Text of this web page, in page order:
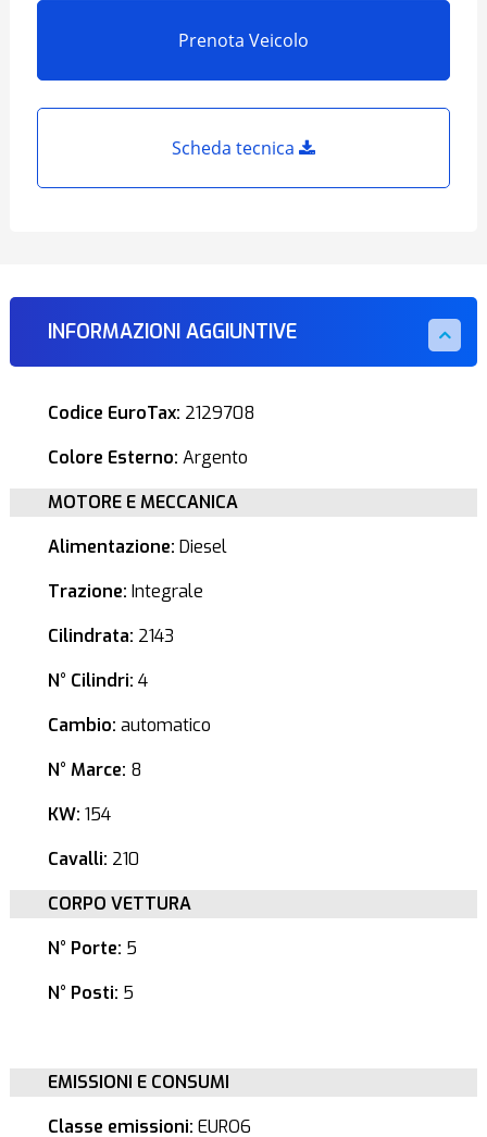
Prenota Veicolo
Scheda tecnica
INFORMAZIONI AGGIUNTIVE
Codice EuroTax: 2129708
Colore Esterno: Argento
MOTORE E MECCANICA
Alimentazione: Diesel
Trazione: Integrale
Cilindrata: 2143
N° Cilindri: 4
Cambio: automatico
N° Marce: 8
KW: 154
Cavalli: 210
CORPO VETTURA
N° Porte: 5
N° Posti: 5
EMISSIONI E CONSUMI
Classe emissioni: EURO6